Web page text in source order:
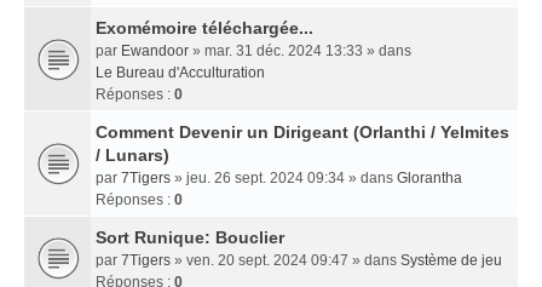
Exomémoire téléchargée...
par Ewandoor » mar. 31 déc. 2024 13:33 » dans
Le Bureau d'Acculturation
Réponses : 0
Comment Devenir un Dirigeant (Orlanthi / Yelmites
/ Lunars)
par 7Tigers » jeu. 26 sept. 2024 09:34 » dans Glorantha
Réponses : 0
Sort Runique: Bouclier
par 7Tigers » ven. 20 sept. 2024 09:47 » dans Système de jeu
Réponses : 0